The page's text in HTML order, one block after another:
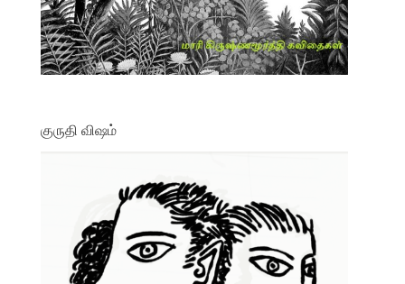
குருதி விஷம்